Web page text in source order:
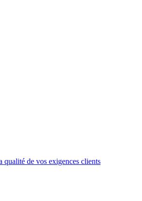
de vos exigences clients